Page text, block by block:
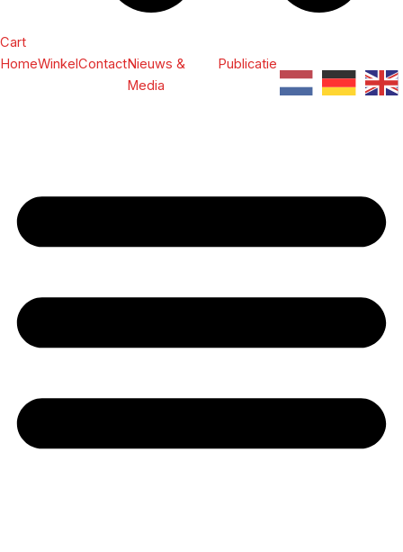
Cart
HomeWinkelContactNieuws &
Media
Publicatie